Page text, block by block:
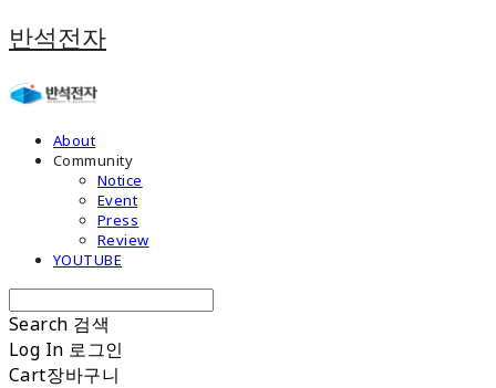
반석전자
About
Community
Notice
Event
Press
Review
YOUTUBE
Search 검색
Log In 로그인
Cart장바구니